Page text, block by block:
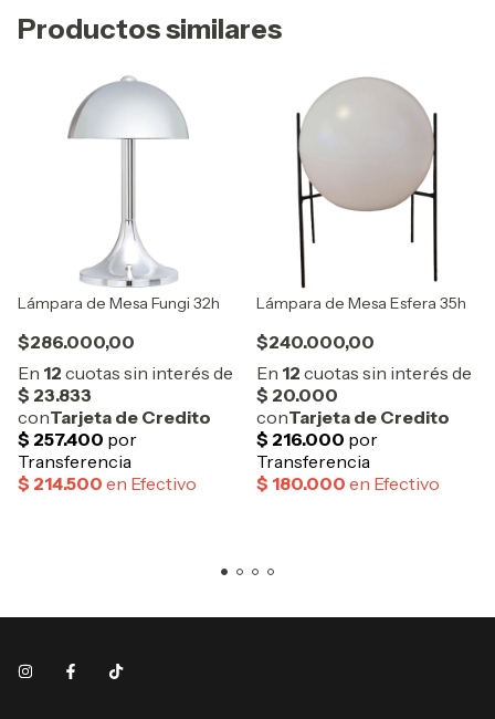
Productos similares
Lámpara de Mesa Fungi 32h
$286.000,00
Lámpara de Mesa Esfera 35h
$240.000,00